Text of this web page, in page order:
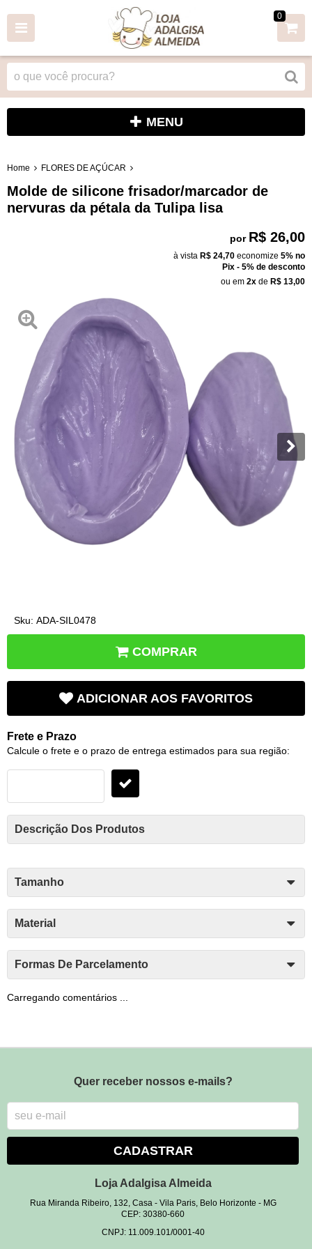
0
MENU
Home FLORES DE AÇÚCAR
Molde de silicone frisador/marcador de
nervuras da pétala da Tulipa lisa
por R$ 26,00
à vista R$ 24,70 economize 5% no
Pix - 5% de desconto
ou em 2x de R$ 13,00
Sku: ADA-SIL0478
COMPRAR
ADICIONAR AOS FAVORITOS
Frete e Prazo
Calcule o frete e o prazo de entrega estimados para sua região:
Descrição Dos Produtos
Tamanho
Material
Formas De Parcelamento
Carregando comentários ...
Quer receber nossos e-mails?
CADASTRAR
Loja Adalgisa Almeida
Rua Miranda Ribeiro, 132, Casa- Vila Paris, Belo Horizonte - MG
CEP: 30380-660
CNPJ: 11.009.101/0001-40